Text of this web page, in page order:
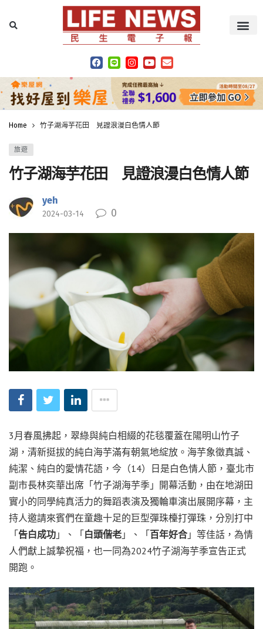
Home 竹子湖海芋花田 見證浪漫白色情人節
旅遊
竹子湖海芋花田 見證浪漫白色情人節
yeh
2024-03-14 0
3月春風拂起，翠綠與純白相綴的花毯覆蓋在陽明山竹子
湖，清新挺拔的純白海芋滿有朝氣地綻放。海芋象徵真誠、
純潔、純白的愛情花語，今（14）日是白色情人節，臺北市
副市長林奕華出席「竹子湖海芋季」開幕活動，由在地湖田
實小的同學純真活力的舞蹈表演及獨輪車演出展開序幕，主
持人邀請來賓們在童趣十足的巨型彈珠檯打彈珠，分別打中
「告白成功 」、「白頭偕老 」、「百年好合 」等佳話，為情
人們獻上誠摯祝福，也一同為2024竹子湖海芋季宣告正式
開跑。